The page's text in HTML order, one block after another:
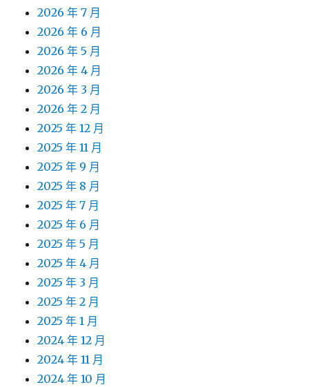
2026 年 7 月
2026 年 6 月
2026 年 5 月
2026 年 4 月
2026 年 3 月
2026 年 2 月
2025 年 12 月
2025 年 11 月
2025 年 9 月
2025 年 8 月
2025 年 7 月
2025 年 6 月
2025 年 5 月
2025 年 4 月
2025 年 3 月
2025 年 2 月
2025 年 1 月
2024 年 12 月
2024 年 11 月
2024 年 10 月